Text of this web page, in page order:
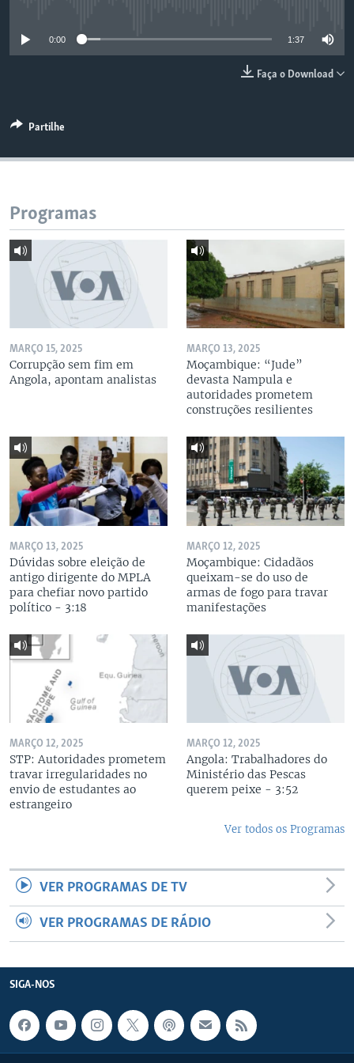
0:00 1:37
Faça o Download
Partilhe
Programas
MARÇO 15, 2025
Corrupção sem fim em
Angola, apontam analistas
MARÇO 13, 2025
Moçambique: “Jude”
devasta Nampula e
autoridades prometem
construções resilientes
MARÇO 13, 2025
Dúvidas sobre eleição de
antigo dirigente do MPLA
para chefiar novo partido
político - 3:18
MARÇO 12, 2025
Moçambique: Cidadãos
queixam-se do uso de
armas de fogo para travar
manifestações
MARÇO 12, 2025
STP: Autoridades prometem
travar irregularidades no
envio de estudantes ao
estrangeiro
MARÇO 12, 2025
Angola: Trabalhadores do
Ministério das Pescas
querem peixe - 3:52
Ver todos os Programas
VER PROGRAMAS DE TV
VER PROGRAMAS DE RÁDIO
SIGA-NOS